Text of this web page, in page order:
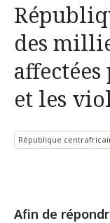
des
et les
République
Afin de